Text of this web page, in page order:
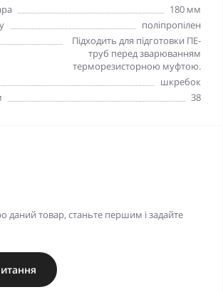
180 мм
поліпропілен
Підходить для підготовки ПЕ-
труб перед зварюванням
терморезисторною муфтою.
шкребок
38
даний товар, станьте першим і задайте